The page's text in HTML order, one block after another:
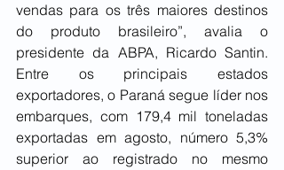
vendas para os três maiores destinos
do produto brasileiro”, avalia o
presidente da ABPA, Ricardo Santin.
Entre os principais estados
exportadores, o Paraná segue líder nos
embarques, com 179,4 mil toneladas
exportadas em agosto, número 5,3%
superior ao registrado no mesmo